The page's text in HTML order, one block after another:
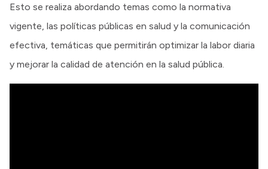
Esto se realiza abordando temas como la normativa
vigente, las políticas públicas en salud y la comunicación
efectiva, temáticas que permitirán optimizar la labor diaria
y mejorar la calidad de atención en la salud pública.